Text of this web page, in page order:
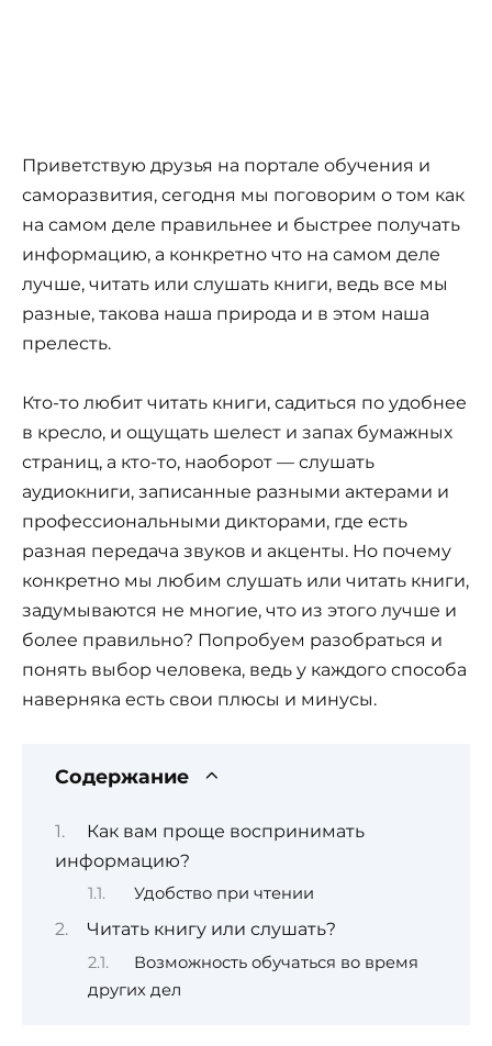
Приветствую друзья на портале обучения и
саморазвития, сегодня мы поговорим о том как
на самом деле правильнее и быстрее получать
информацию, а конкретно что на самом деле
лучше, читать или слушать книги, ведь все мы
разные, такова наша природа и в этом наша
прелесть.
Кто-то любит читать книги, садиться по удобнее
в кресло, и ощущать шелест и запах бумажных
страниц, а кто-то, наоборот — слушать
аудиокниги, записанные разными актерами и
профессиональными дикторами, где есть
разная передача звуков и акценты. Но почему
конкретно мы любим слушать или читать книги,
задумываются не многие, что из этого лучше и
более правильно? Попробуем разобраться и
понять выбор человека, ведь у каждого способа
наверняка есть свои плюсы и минусы.
Содержание
Как вам проще воспринимать
информацию?
Удобство при чтении
Читать книгу или слушать?
Возможность обучаться во время
других дел